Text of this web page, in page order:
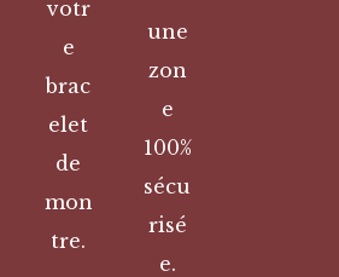
votr
e
brac
elet
de
mon
tre.
une
zon
e
100%
sécu
risé
e.